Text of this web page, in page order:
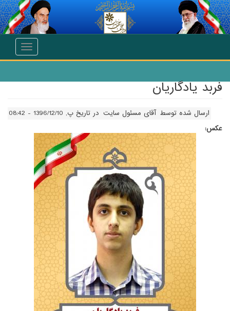
انتقال به محتوای اصلی
Toggle
فربد يادگاريان
ارسال شده توسط آقای مسئول سایت در تاریخ پ, 1396/12/10 - 08:42
عکس: